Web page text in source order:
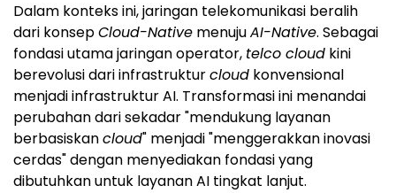
Dalam konteks ini, jaringan telekomunikasi beralih
dari konsepCloud-Native menujuAI-Native. Sebagai
fondasi utama jaringan operator, telco cloud kini
berevolusi dari infrastrukturcloud konvensional
menjadi infrastruktur AI. Transformasi ini menandai
perubahan dari sekadar "mendukung layanan
berbasiskancloud" menjadi "menggerakkan inovasi
cerdas" dengan menyediakan fondasi yang
dibutuhkan untuk layanan AI tingkat lanjut.